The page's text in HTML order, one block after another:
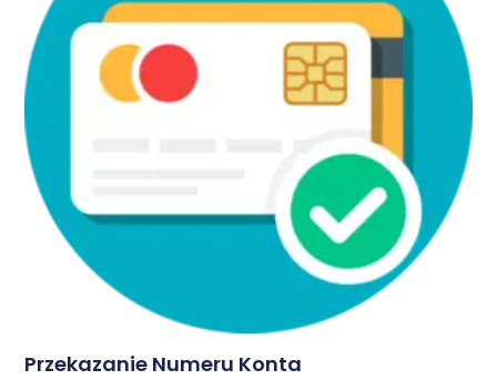
Przekazanie Numeru Konta